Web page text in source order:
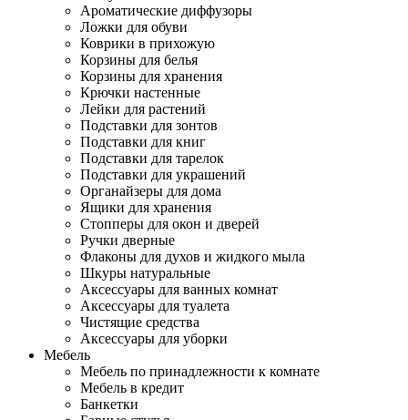
Ароматические диффузоры
Ложки для обуви
Коврики в прихожую
Корзины для белья
Корзины для хранения
Крючки настенные
Лейки для растений
Подставки для зонтов
Подставки для книг
Подставки для тарелок
Подставки для украшений
Органайзеры для дома
Ящики для хранения
Стопперы для окон и дверей
Ручки дверные
Флаконы для духов и жидкого мыла
Шкуры натуральные
Аксессуары для ванных комнат
Аксессуары для туалета
Чистящие средства
Аксессуары для уборки
Мебель
Мебель по принадлежности к комнате
Мебель в кредит
Банкетки